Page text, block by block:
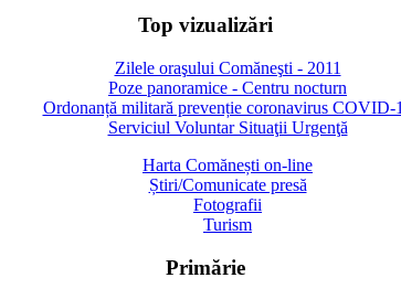
Top vizualizări
Zilele oraşului Comăneşti - 2011
Poze panoramice - Centru nocturn
Ordonanță militară prevenție coronavirus COVID-
Serviciul Voluntar Situaţii Urgenţă
Harta Comănești on-line
Știri/Comunicate presă
Fotografii
Turism
Primărie